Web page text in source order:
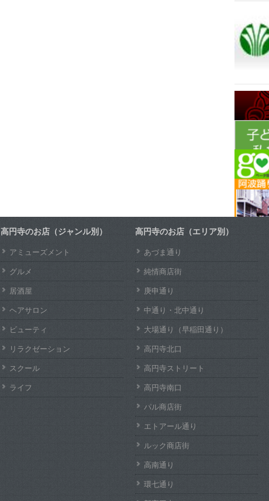
高円寺のお店（ジャンル別）
アミューズメント
グルメ
居酒屋
ヘアサロン
ビューティ
リラクゼーション
スクール
ライフ
高円寺のお店（エリア別）
あづま通り
純情商店街
庚申通り
中通り・北中通り
大場通り（早稲田通り）
高円寺北口
高円寺ストリート
高円寺南口
パル商店街
エトアール通り
ルック商店街
高南通り
環七通り